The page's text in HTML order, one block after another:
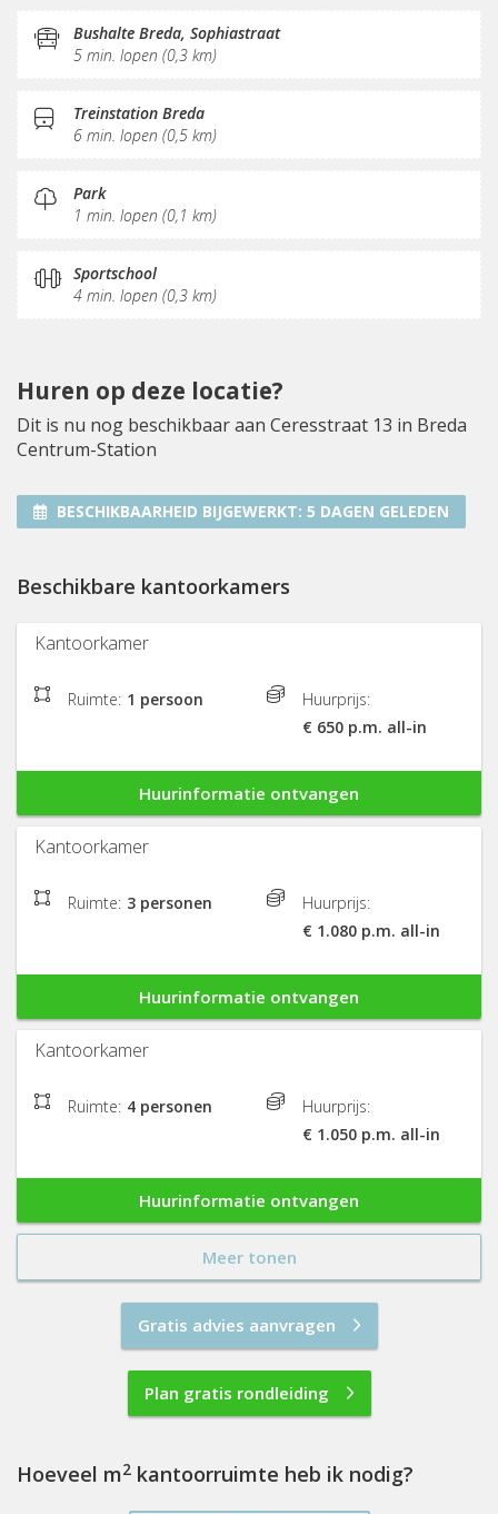
Internetmogelijkheden
Glasvezel
KVK-inschrijving
Sociaal hart
Gemeubileerd
Pantry
Postverwerking
Bushalte Breda, Sophiastraat
5 min. lopen (0,3 km)
Treinstation Breda
6 min. lopen (0,5 km)
Park
1 min. lopen (0,1 km)
Sportschool
4 min. lopen (0,3 km)
Huren op deze locatie?
Dit is nu nog beschikbaar aan Ceresstraat 13 in Breda
Centrum-Station
BESCHIKBAARHEID BIJGEWERKT: 5 DAGEN GELEDEN
Beschikbare kantoorkamers
Kantoorkamer
Ruimte: 1 persoon
Huurprijs:
€ 650 p.m. all-in
Huurinformatie ontvangen
Kantoorkamer
Ruimte: 3 personen
Huurprijs:
€ 1.080 p.m. all-in
Huurinformatie ontvangen
Kantoorkamer
Ruimte: 4 personen
Huurprijs:
€ 1.050 p.m. all-in
Huurinformatie ontvangen
Meer tonen
Gratis advies aanvragen
Plan gratis rondleiding
Hoeveel m2 kantoorruimte heb ik nodig?